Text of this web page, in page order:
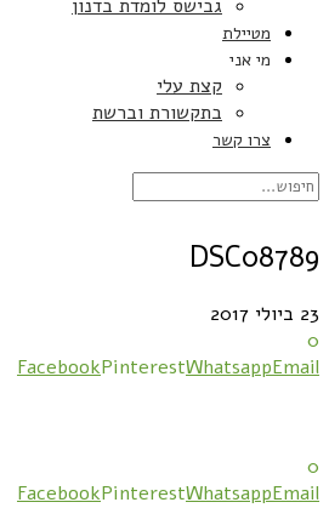
גבישס לומדת בדנון
מטיילת
מי אני
קצת עלי
בתקשורת וברשת
צרו קשר
DSC08789
23 ביולי 2017
0
FacebookPinterestWhatsappEmail
0
FacebookPinterestWhatsappEmail